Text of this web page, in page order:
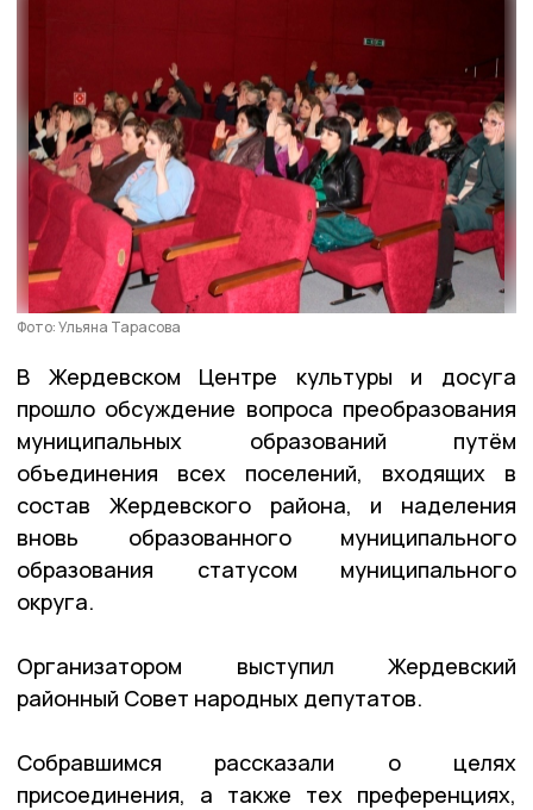
Фото: Ульяна Тарасова
В Жердевском Центре культуры и досуга
прошло обсуждение вопроса преобразования
муниципальных образований путём
объединения всех поселений, входящих в
состав Жердевского района, и наделения
вновь образованного муниципального
образования статусом муниципального
округа.
Организатором выступил Жердевский
районный Совет народных депутатов.
Собравшимся рассказали о целях
присоединения, а также тех преференциях,